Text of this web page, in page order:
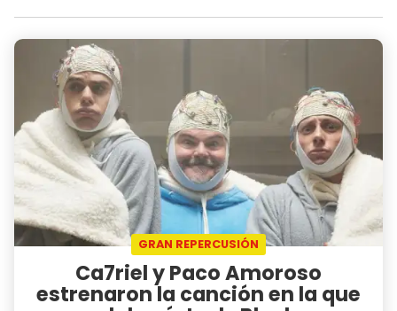
GRAN REPERCUSIÓN
Ca7riel y Paco Amoroso
estrenaron la canción en la que